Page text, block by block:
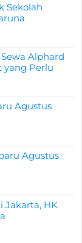
Sekolah
Alphard
yang Perlu
Agustus
Agustus
Jakarta, HK